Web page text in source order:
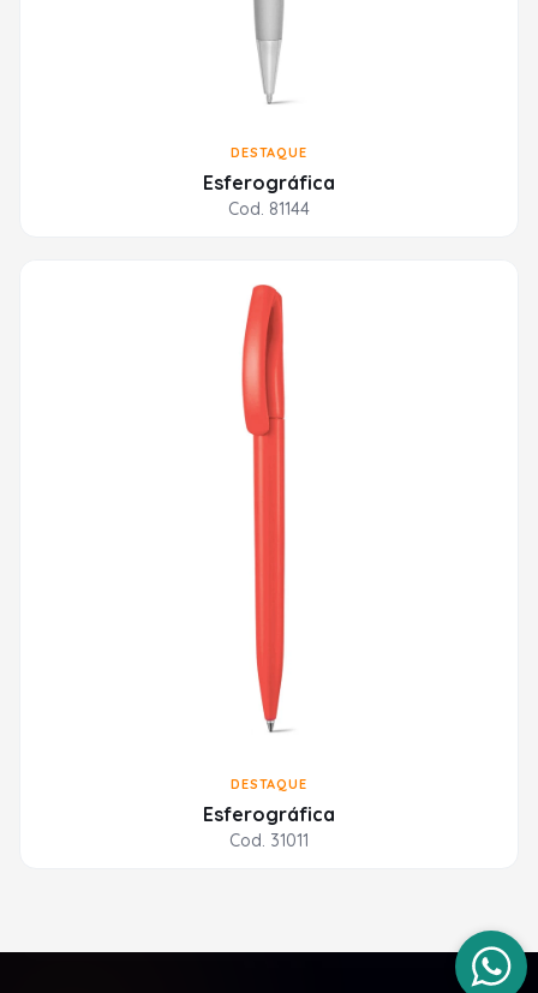
DESTAQUE
Esferográfica
Cod. 81144
DESTAQUE
Esferográfica
Cod. 31011